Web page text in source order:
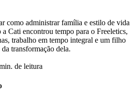
como administrar família e estilo de vida
Cati encontrou tempo para o Freeletics,
trabalho em tempo integral e um filho
transformação dela.
de leitura